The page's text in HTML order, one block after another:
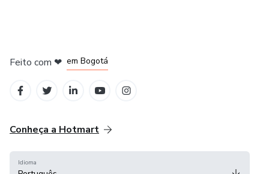
Feito com ❤ em Bogotá
Conheça a Hotmart
Idioma